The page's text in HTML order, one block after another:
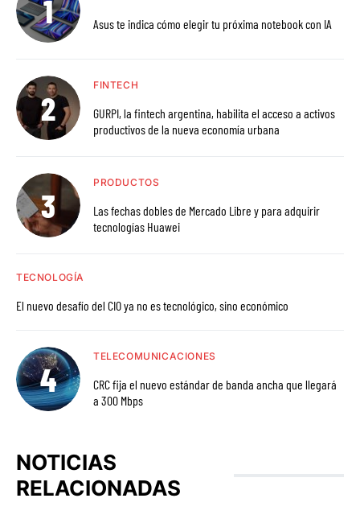
Asus te indica cómo elegir tu próxima notebook con IA
FINTECH
GURPI, la fintech argentina, habilita el acceso a activos
productivos de la nueva economía urbana
PRODUCTOS
Las fechas dobles de Mercado Libre y para adquirir
tecnologías Huawei
TECNOLOGÍA
El nuevo desafío del CIO ya no es tecnológico, sino económico
TELECOMUNICACIONES
CRC fija el nuevo estándar de banda ancha que llegará
a 300 Mbps
NOTICIAS
RELACIONADAS